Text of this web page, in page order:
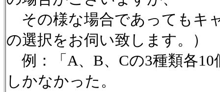
その様な場合であってもキ
の選択をお伺い致します。）
例：「A、B、Cの3種類各10
しかなかった。